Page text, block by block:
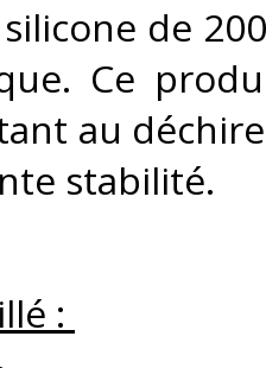
silicone de
Ce
au
stabilité.
: